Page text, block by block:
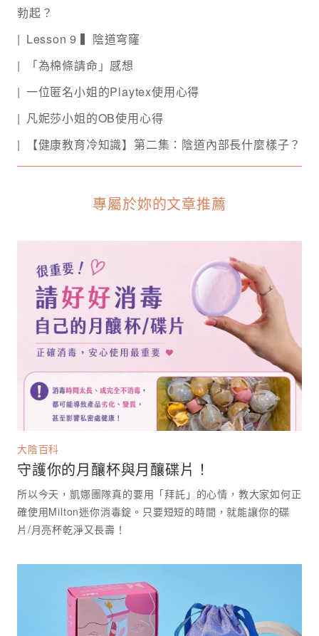
勃起？
Lesson 9 ▍陰道穹窿
「為棉條請命」感想
一位匿名小姐的Playtex使用心得
凡妮莎小姐的OB使用心得
【健康教育冷知識】第二集：陰道內部長什麼樣子？
專屬於妳的文章推薦
大陰百科
守護你的月釀杯與月釀碟片！
所以今天，凱娜團隊真的要用「拜託」的心情，教大家如何正
確使用Milton迷你消毒錠。只要短短的時間，就能讓你的碟